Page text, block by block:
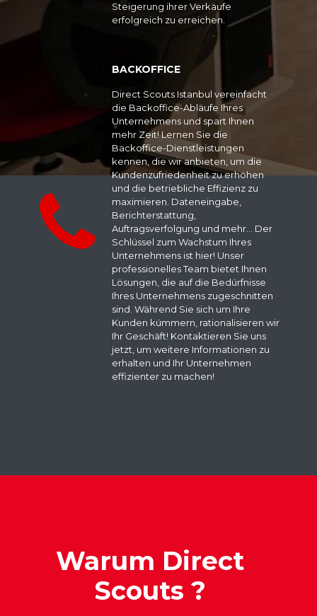
Steigerung ihrer Verkäufe
erfolgreich zu erreichen.
BACKOFFICE
Direct Scouts Istanbul vereinfacht
die Backoffice-Abläufe Ihres
Unternehmens und spart Ihnen
mehr Zeit! Lernen Sie die
Backoffice-Dienstleistungen
kennen, die wir anbieten, um die
Kundenzufriedenheit zu erhöhen
und die betriebliche Effizienz zu
maximieren. Dateneingabe,
Berichterstattung,
Auftragsverfolgung und mehr... Der
Schlüssel zum Wachstum Ihres
Unternehmens ist hier! Unser
professionelles Team bietet Ihnen
Lösungen, die auf die Bedürfnisse
Ihres Unternehmens zugeschnitten
sind. Während Sie sich um Ihre
Kunden kümmern, rationalisieren wir
Ihr Geschäft! Kontaktieren Sie uns
jetzt, um weitere Informationen zu
erhalten und Ihr Unternehmen
effizienter zu machen!
Warum Direct
Scouts ?